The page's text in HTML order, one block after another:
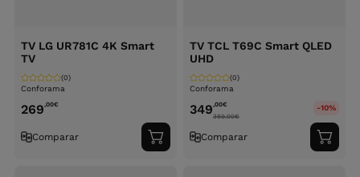
TV LG UR781C 4K Smart
TV
Conforama
(0)
269,00€
Comparar
Adicionar
ao
TV TCL T69C Smart QLED
UHD
Conforama
(0)
349,00€
389.00€
-10%
Comparar
ao